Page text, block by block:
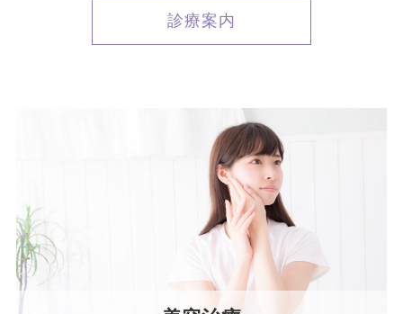
診療案内